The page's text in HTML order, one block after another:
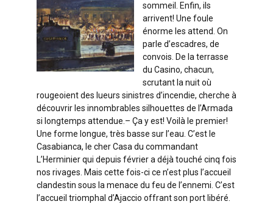
sommeil. Enfin, ils
arrivent! Une foule
énorme les attend. On
parle d’escadres, de
convois. De la terrasse
du Casino, chacun,
scrutant la nuit où
rougeoient des lueurs sinistres d’incendie, cherche à
découvrir les innombrables silhouettes de l’Armada
si longtemps attendue.– Ça y est! Voilà le premier!
Une forme longue, très basse sur l’eau. C’est le
Casabianca, le cher Casa du commandant
L’Herminier qui depuis février a déjà touché cinq fois
nos rivages. Mais cette fois-ci ce n’est plus l’accueil
clandestin sous la menace du feu de l’ennemi. C’est
l’accueil triomphal d’Ajaccio offrant son port libéré.